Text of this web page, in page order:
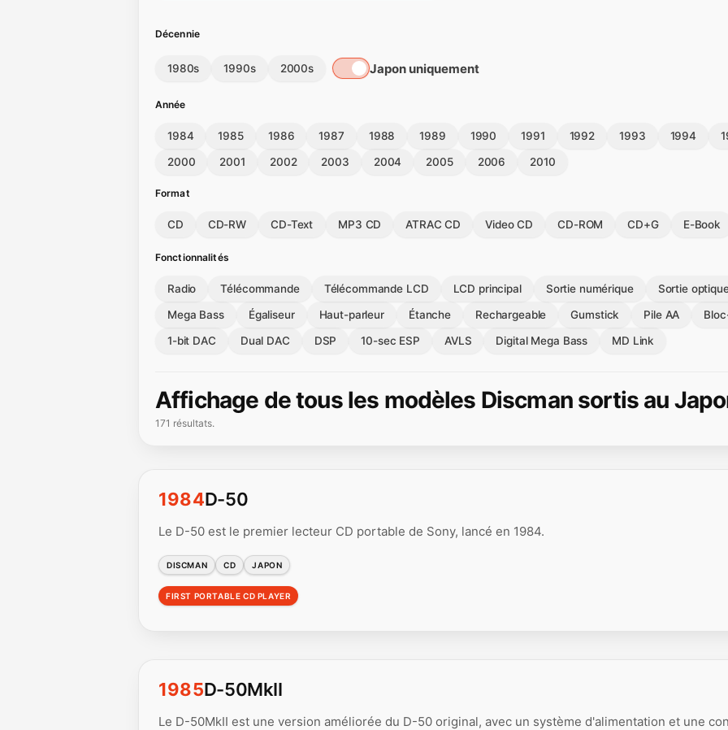
Décennie
1980s 1990s 2000s Japon uniquement
Année
1984 1985 1986 1987 1988 1989 1990 1991 1992 1993 1994
2000
2001 2002 2003 2004 2005 2006 2010
Format
CD CD-RW CD-Text MP3 CD ATRAC CD Video CD CD-ROM CD+G E-Book
Fonctionnalités
Radio Télécommande Télécommande LCD LCD principal Sortie numérique
Sortie
Mega Bass
Égaliseur Haut-parleur Étanche Rechargeable Gumstick Pile AA
1-bit DAC
Dual DAC DSP 10-sec ESP AVLS Digital Mega Bass MD Link
Affichage de tous les modèles Discman sortis au
171 résultats.
1984D-50
Le D-50 est le premier lecteur CD portable de Sony, lancé en 1984.
DISCMAN CD JAPON
FIRST PORTABLE CD PLAYER
1985D-50MkII
Le D-50MkII est une version améliorée du D-50 original, avec un système d'alimentation et une